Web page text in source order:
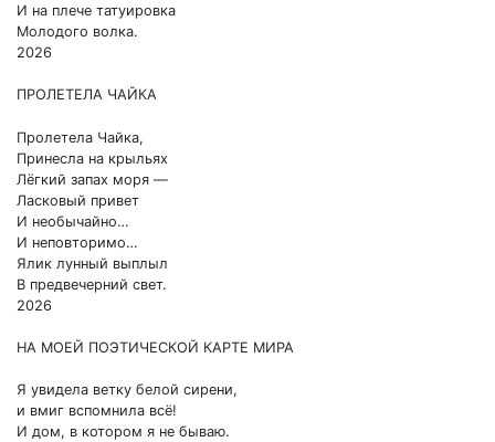
И на плече татуировка
Молодого волка.
2026
ПРОЛЕТЕЛА ЧАЙКА
Пролетела Чайка,
Принесла на крыльях
Лёгкий запах моря —
Ласковый привет
И необычайно…
И неповторимо…
Ялик лунный выплыл
В предвечерний свет.
2026
НА МОЕЙ ПОЭТИЧЕСКОЙ КАРТЕ МИРА
Я увидела ветку белой сирени,
и вмиг вспомнила всё!
И дом, в котором я не бываю.